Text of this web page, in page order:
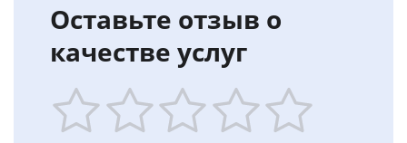
Оставьте отзыв о
качестве услуг